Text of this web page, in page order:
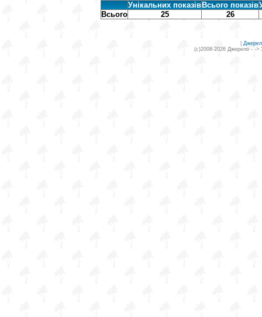
Унікальних показів Всього показів
Всього
25 26
(c)2008-2026 Джерело - ->